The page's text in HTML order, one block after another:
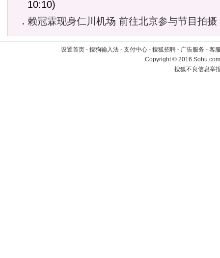
10:10)
赖冠霖现身仁川机场 前往北京参与节目拍摄
设置首页 - 搜狗输入法 - 支付中心 - 搜狐招聘 - 广告服务 - 客
Copyright©2016
搜狐不良信息举